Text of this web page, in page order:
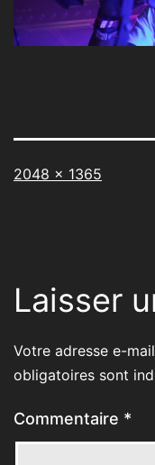
Taille
2048 × 1365
Laisser
Votre adresse e-
obligatoires sont
Commentaire *